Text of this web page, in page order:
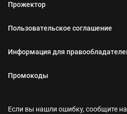
Прожектор
Пользовательское соглашение
Информация для
Промокоды
Если вы нашли ошибку, сообщите